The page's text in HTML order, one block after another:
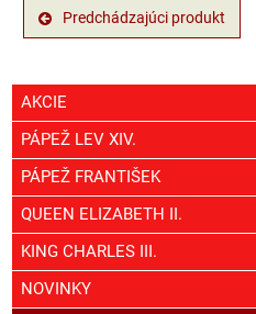
Predchádzajúci produkt
AKCIE
PÁPEŽ LEV XIV.
PÁPEŽ FRANTIŠEK
QUEEN ELIZABETH II.
KING CHARLES III.
NOVINKY